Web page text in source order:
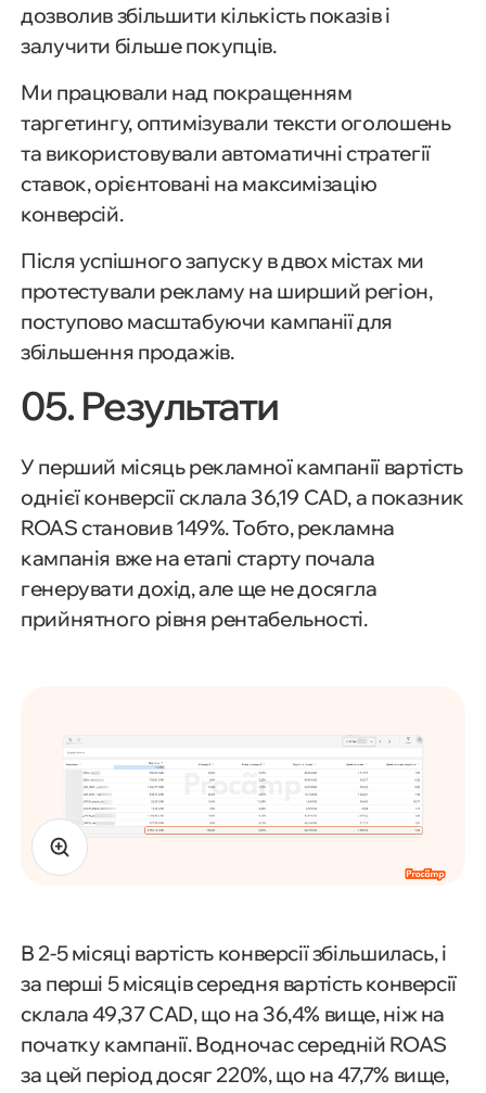
дозволив збільшити кількість показів і
залучити більше покупців.
Ми працювали над покращенням
таргетингу, оптимізували тексти оголошень
та використовували автоматичні стратегії
ставок, орієнтовані на максимізацію
конверсій.
Після успішного запуску в двох містах ми
протестували рекламу на ширший регіон,
поступово масштабуючи кампанії для
збільшення продажів.
05. Результати
У перший місяць рекламної кампанії вартість
однієї конверсії склала 36,19 CAD, а показник
ROAS становив 149%.Тобто, рекламна
кампанія вже на етапі старту почала
генерувати дохід, але ще не досягла
прийнятного рівня рентабельності.
В 2-5 місяці вартість конверсії збільшилась, і
за перші 5 місяців середня вартість конверсії
склала 49,37 CAD, що на 36,4% вище, ніж на
початку кампанії. Водночас середній ROAS
за цей період досяг 220%, що на 47,7% вище,